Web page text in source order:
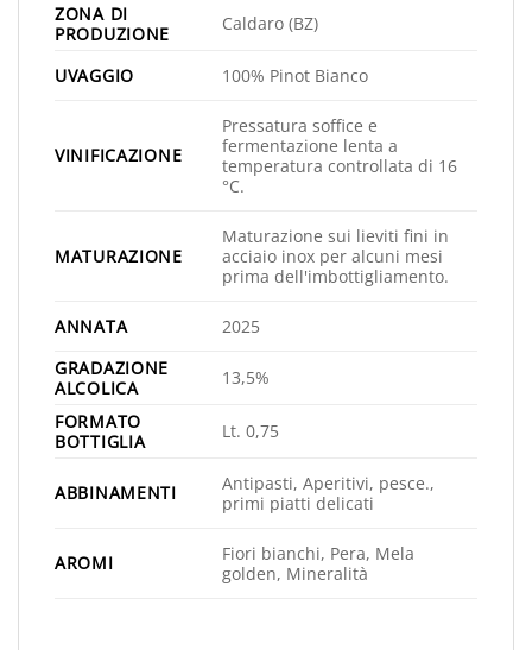
ZONA DI
PRODUZIONE
Caldaro (BZ)
UVAGGIO 100% Pinot Bianco
VINIFICAZIONE
Pressatura soffice e
fermentazione lenta a
temperatura controllata di 16
°C.
MATURAZIONE
Maturazione sui lieviti fini in
acciaio inox per alcuni mesi
prima dell'imbottigliamento.
ANNATA
2025
GRADAZIONE
ALCOLICA
13,5%
FORMATO
BOTTIGLIA
Lt. 0,75
ABBINAMENTI
Antipasti, Aperitivi, pesce.,
primi piatti delicati
AROMI
Fiori bianchi, Pera, Mela
golden, Mineralità